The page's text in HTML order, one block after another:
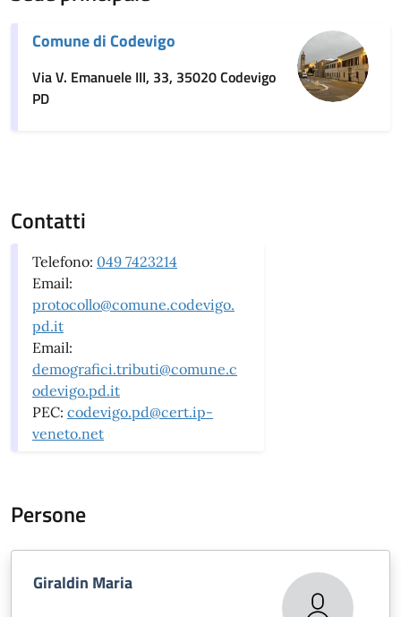
Comune di Codevigo
Via V. Emanuele III, 33, 35020 Codevigo
PD
Contatti
Telefono: 049 7423214
Email:
protocollo@comune.codevigo.
pd.it
Email:
demografici.tributi@comune.c
odevigo.pd.it
PEC: codevigo.pd@cert.ip-
veneto.net
Persone
Giraldin Maria